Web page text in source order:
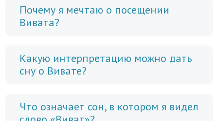
Почему я мечтаю о посещении
Вивата?
Какую интерпретацию можно дать
сну о Вивате?
Что означает сон, в котором я видел